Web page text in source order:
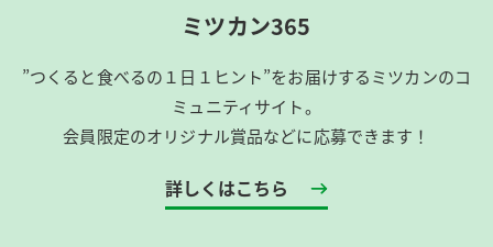
ミツカン365
”つくると食べるの１日１ヒント”をお届けするミツカンのコ
ミュニティサイト。
会員限定のオリジナル賞品などに応募できます！
詳しくはこちら